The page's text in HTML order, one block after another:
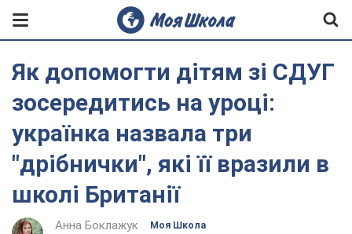
Як допомогти дітям зі СДУГ
зосередитись на уроці:
українка назвала три
"дрібнички", які її вразили в
школі Британії
Анна Боклажук Моя Школа